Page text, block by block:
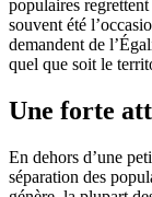
populaires regrettent
souvent été
demandent de
quel que soit le
Une forte
En dehors d’une
séparation des